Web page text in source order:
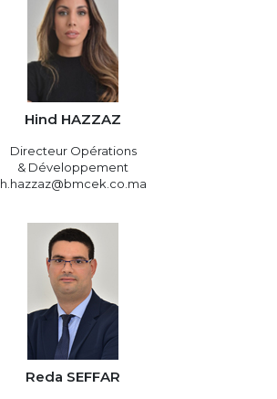
Hind HAZZAZ
Directeur Opérations
& Développement
h.hazzaz@bmcek.co.ma
Reda SEFFAR